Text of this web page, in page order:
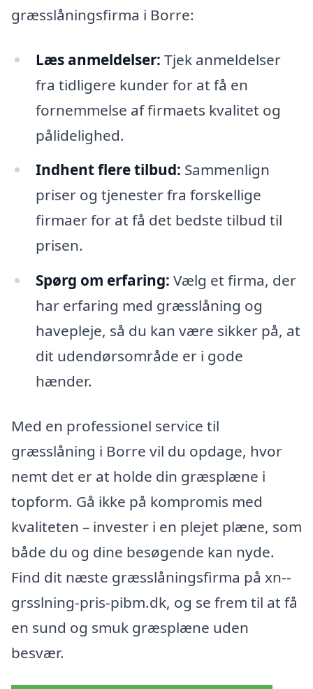
græsslåningsfirma i Borre:
Læs anmeldelser: Tjek anmeldelser
fra tidligere kunder for at få en
fornemmelse af firmaets kvalitet og
pålidelighed.
Indhent flere tilbud: Sammenlign
priser og tjenester fra forskellige
firmaer for at få det bedste tilbud til
prisen.
Spørg om erfaring: Vælg et firma, der
har erfaring med græsslåning og
havepleje, så du kan være sikker på, at
dit udendørsområde er i gode
hænder.
Med en professionel service til
græsslåning i Borre vil du opdage, hvor
nemt det er at holde din græsplæne i
topform. Gå ikke på kompromis med
kvaliteten – invester i en plejet plæne, som
både du og dine besøgende kan nyde.
Find dit næste græsslåningsfirma på xn--
grsslning-pris-pibm.dk, og se frem til at få
en sund og smuk græsplæne uden
besvær.